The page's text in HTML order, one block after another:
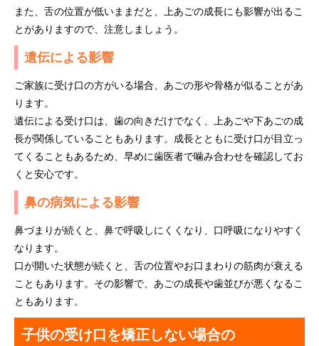
また、舌の位置が低いままだと、上あごの成長にも影響が出るこ
とがありますので、注意しましょう。
遺伝による影響
ご家族に受け口の方がいる場合、あごの形や骨格が似ることがあ
ります。
遺伝による受け口は、歯の向きだけでなく、上あごや下あごの成
長が関係していることもあります。成長とともに受け口が目立っ
てくることもあるため、早めに歯医者で噛み合わせを確認してお
くと安心です。
鼻の病気による影響
鼻づまりが続くと、鼻で呼吸しにくくなり、口呼吸になりやすく
なります。
口が開いた状態が続くと、舌の位置やお口まわりの筋肉が衰える
こともあります。その影響で、あごの成長や歯並びが悪くなるこ
ともあります。
子供の受け口を矯正しない場合の